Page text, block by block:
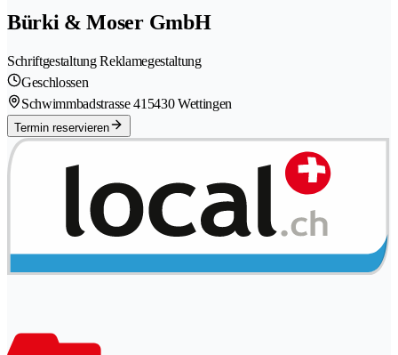
Bürki & Moser GmbH
Schriftgestaltung Reklamegestaltung
Geschlossen
Schwimmbadstrasse 41 5430 Wettingen
Termin reservieren